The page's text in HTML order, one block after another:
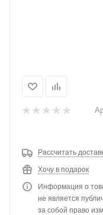
Рассчитать
Хочу в подарок
Информация о
не является
за собой право